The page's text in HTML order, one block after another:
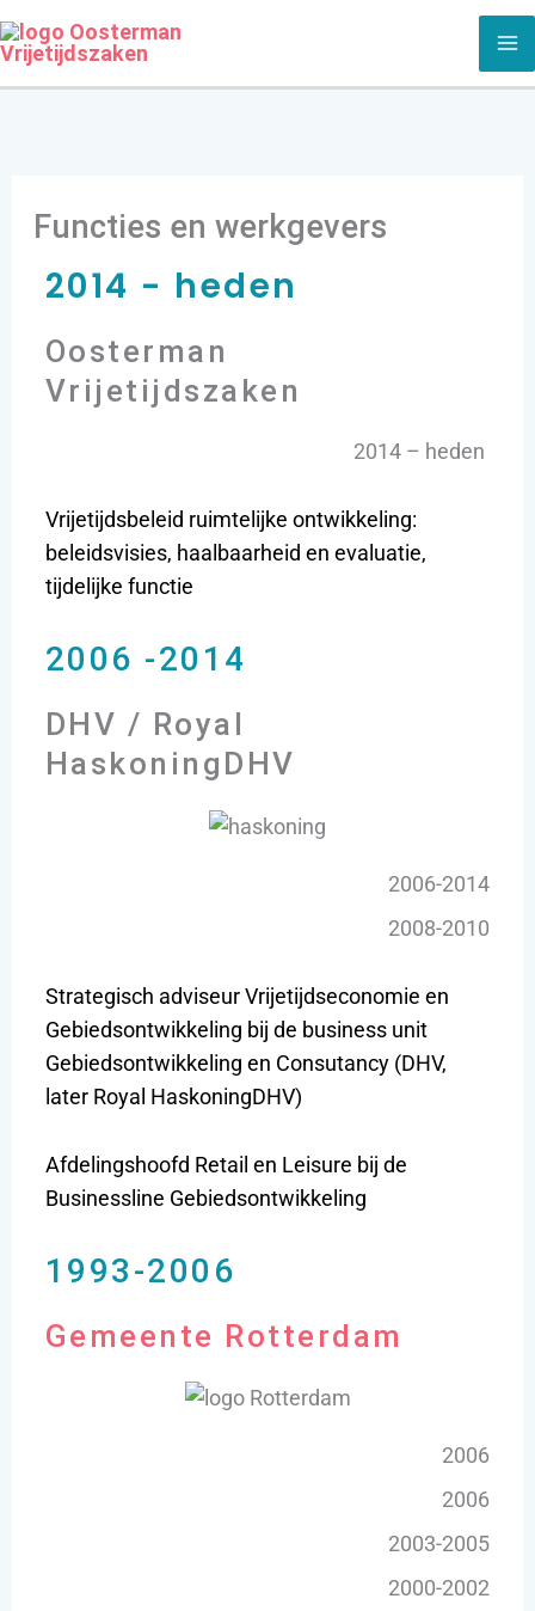
naar
de
Functies en werkgevers
2014 - heden
Oosterman
Vrijetijdszaken
2014 – heden
Vrijetijdsbeleid ruimtelijke ontwikkeling:
beleidsvisies, haalbaarheid en evaluatie,
tijdelijke functie
2006 -2014
DHV / Royal
HaskoningDHV
2006-2014
2008-2010
Strategisch adviseur Vrijetijdseconomie en
Gebiedsontwikkeling bij de business unit
Gebiedsontwikkeling en Consutancy (DHV,
later Royal HaskoningDHV)
Afdelingshoofd Retail en Leisure bij de
Businessline Gebiedsontwikkeling
1993-2006
Gemeente Rotterdam
2006
2006
2003-2005
2000-2002